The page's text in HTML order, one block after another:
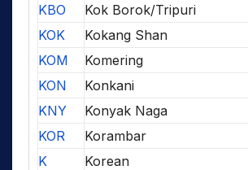
KBO
Kok Borok/Tripuri
KOK
Kokang Shan
KOM
Komering
KON
Konkani
KNY
Konyak Naga
KOR
Korambar
K
Korean